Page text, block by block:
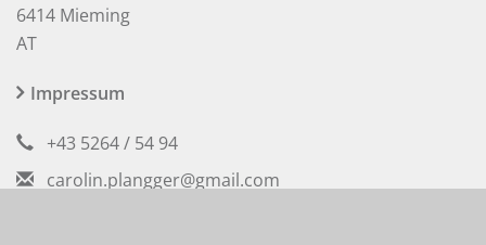
6414 Mieming
AT
Impressum
+43 5264 / 54 94
carolin.plangger@gmail.com